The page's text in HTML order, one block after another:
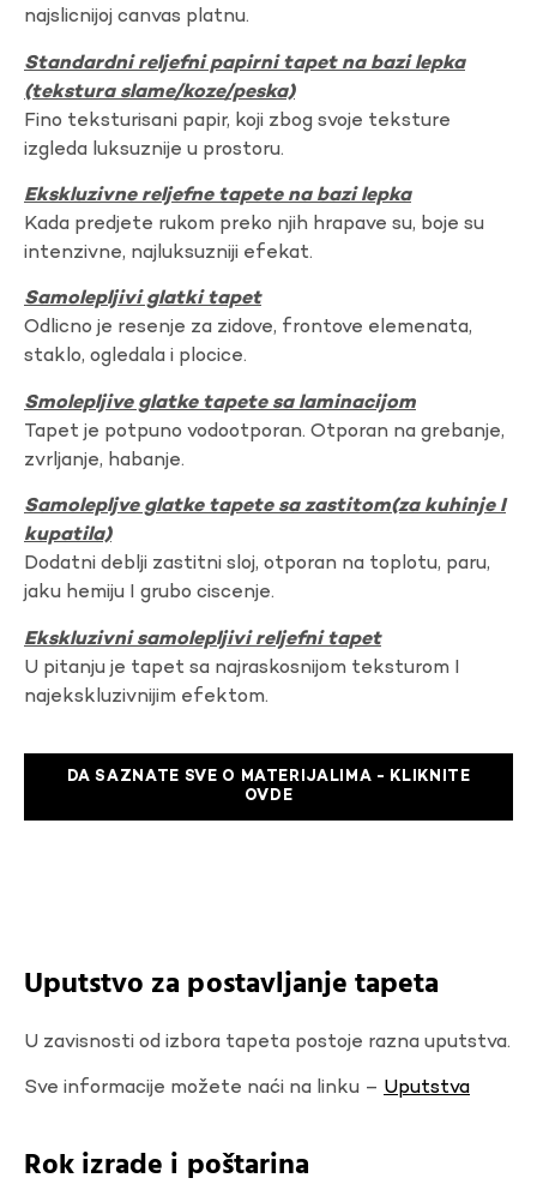
najslicnijoj canvas platnu.
Standardni reljefni papirni tapet na bazi lepka
(tekstura slame/koze/peska)
Fino teksturisani papir, koji zbog svoje teksture
izgleda luksuznije u prostoru.
Ekskluzivne reljefne tapete na bazi lepka
Kada predjete rukom preko njih hrapave su, boje su
intenzivne, najluksuzniji efekat.
Samolepljivi glatki tapet
Odlicno je resenje za zidove, frontove elemenata,
staklo, ogledala i plocice.
Smolepljive glatke tapete sa laminacijom
Tapet je potpuno vodootporan. Otporan na grebanje,
zvrljanje, habanje.
Samolepljve glatke tapete sa zastitom(za kuhinje I
kupatila)
Dodatni deblji zastitni sloj, otporan na toplotu, paru,
jaku hemiju I grubo ciscenje.
Ekskluzivni samolepljivi reljefni tapet
U pitanju je tapet sa najraskosnijom teksturom I
najekskluzivnijim efektom.
DA SAZNATE SVE O MATERIJALIMA - KLIKNITE
OVDE
Uputstvo za postavljanje tapeta
U zavisnosti od izbora tapeta postoje razna uputstva.
Sve informacije možete naći na linku – Uputstva
Rok izrade i poštarina